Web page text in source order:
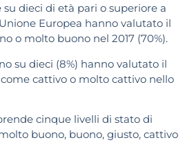
dieci di età pari o superiore a
Europea hanno valutato il
o molto buono nel 2017 (70%).
su dieci (8%) hanno valutato il
cattivo o molto cattivo nello
cinque livelli di stato di
buono, buono, giusto, cattivo